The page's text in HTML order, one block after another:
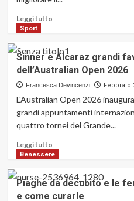
e
Leggi tuttoLeggi
su
Guida
Completa
allo
Svapo
Principianti:
Come
nel
Modo
Giusto
Sport
Sinner e Alcaraz grandi
dell’Australian Open 2026
Francesca Devincenzi Febbraio
L'Australian Open 2026
grandi appuntamenti
quattro tornei del Grande...
Leggi tuttoLeggi
di
su
Sinner
e
Benessere
Piaghe da decubito e le
e come curarle